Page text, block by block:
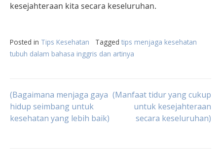
kesejahteraan kita secara keseluruhan.
Posted in Tips Kesehatan Tagged tips menjaga kesehatan
tubuh dalam bahasa inggris dan artinya
Post
navigation
(Bagaimana menjaga gaya
hidup seimbang untuk
kesehatan yang lebih baik)
(Manfaat tidur yang cukup
untuk kesejahteraan
secara keseluruhan)